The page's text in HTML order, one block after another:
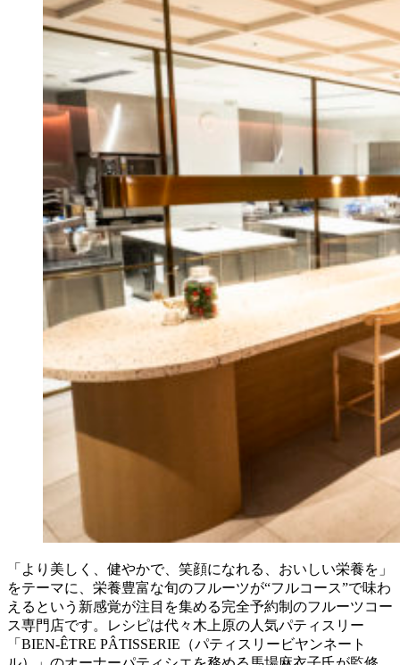
「より美しく、健やかで、笑顔になれる、おいしい栄養を」
をテーマに、栄養豊富な旬のフルーツが“フルコース”で味わ
えるという新感覚が注目を集める完全予約制のフルーツコー
ス専門店です。レシピは代々木上原の人気パティスリー
「BIEN-ÊTRE PÂTISSERIE（パティスリービヤンネート